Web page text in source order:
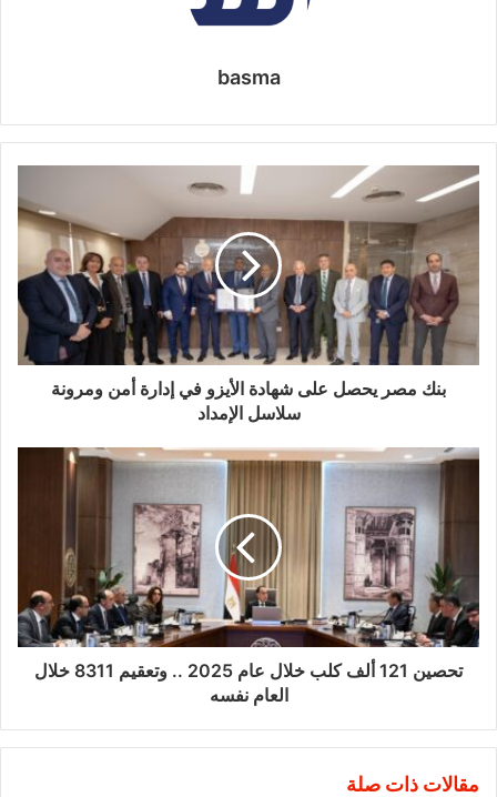
basma
بنك مصر يحصل على شهادة الأيزو في إدارة أمن ومرونة
سلاسل الإمداد
تحصين 121 ألف كلب خلال عام 2025 .. وتعقيم 8311 خلال
العام نفسه
مقالات ذات صلة